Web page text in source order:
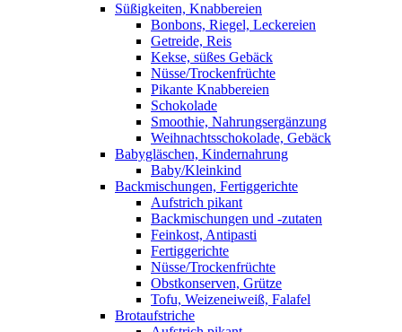
Süßigkeiten, Knabbereien
Bonbons, Riegel, Leckereien
Getreide, Reis
Kekse, süßes Gebäck
Nüsse/Trockenfrüchte
Pikante Knabbereien
Schokolade
Smoothie, Nahrungsergänzung
Weihnachtsschokolade, Gebäck
Babygläschen, Kindernahrung
Baby/Kleinkind
Backmischungen, Fertiggerichte
Aufstrich pikant
Backmischungen und -zutaten
Feinkost, Antipasti
Fertiggerichte
Nüsse/Trockenfrüchte
Obstkonserven, Grütze
Tofu, Weizeneiweiß, Falafel
Brotaufstriche